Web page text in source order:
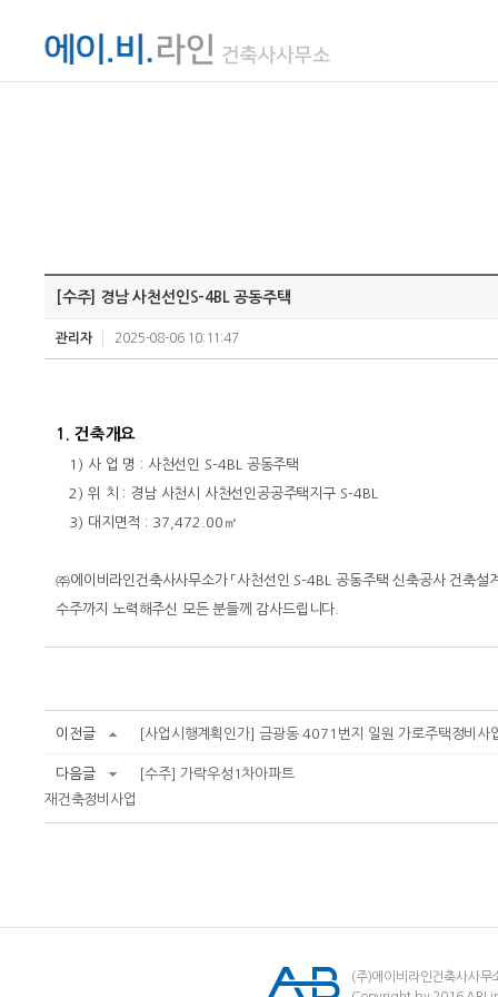
[수주] 경남 사천선인S-4BL 공동주택
관리자 2025-08-06 10:11:47
1. 건축개요
1) 사 업 명 : 사천선인 S-4BL 공동주택
2) 위 치 : 경남 사천시 사천선인공공주택지구 S-4BL
3) 대지면적 : 37,472.00 ㎡
㈜에이비라인건축사사무소가「사천선인 S-4BL공동주택 신축공사 건축설
수주까지 노력해주신 모든 분들께 감사드립니다
이전글 [사업시행계획인가] 금광동 4071번지 일원 가로주택정비사
다음글
[수주] 가락우성1차아파트
재건축정비사업
(주)에이비라인건축사사무